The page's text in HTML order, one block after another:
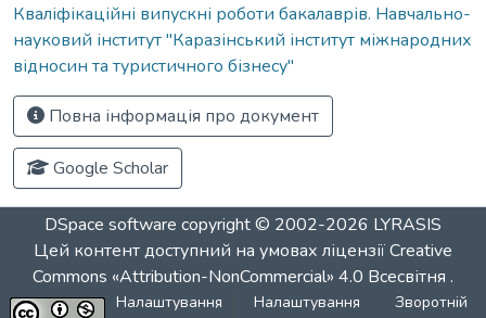
Кваліфікаційні випускні роботи бакалаврів. Навчально-
науковий інститут "Каразінський інститут міжнародних
відносин та туристичного бізнесу"
Повна інформація про документ
Google Scholar
DSpace software copyright © 2002-2026 LYRASIS
Цей контент доступний на умовах ліцензіїCreative
Commons «Attribution-NonCommercial» 4.0 Всесвітня .
Налаштування
Налаштування
Зворотній